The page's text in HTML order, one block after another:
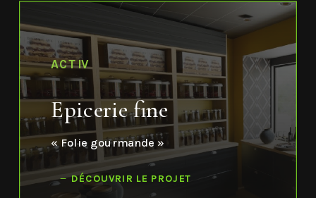
ACTIV
Epicerie fine
« Folie gourmande »
DÉCOUVRIR LE PROJET